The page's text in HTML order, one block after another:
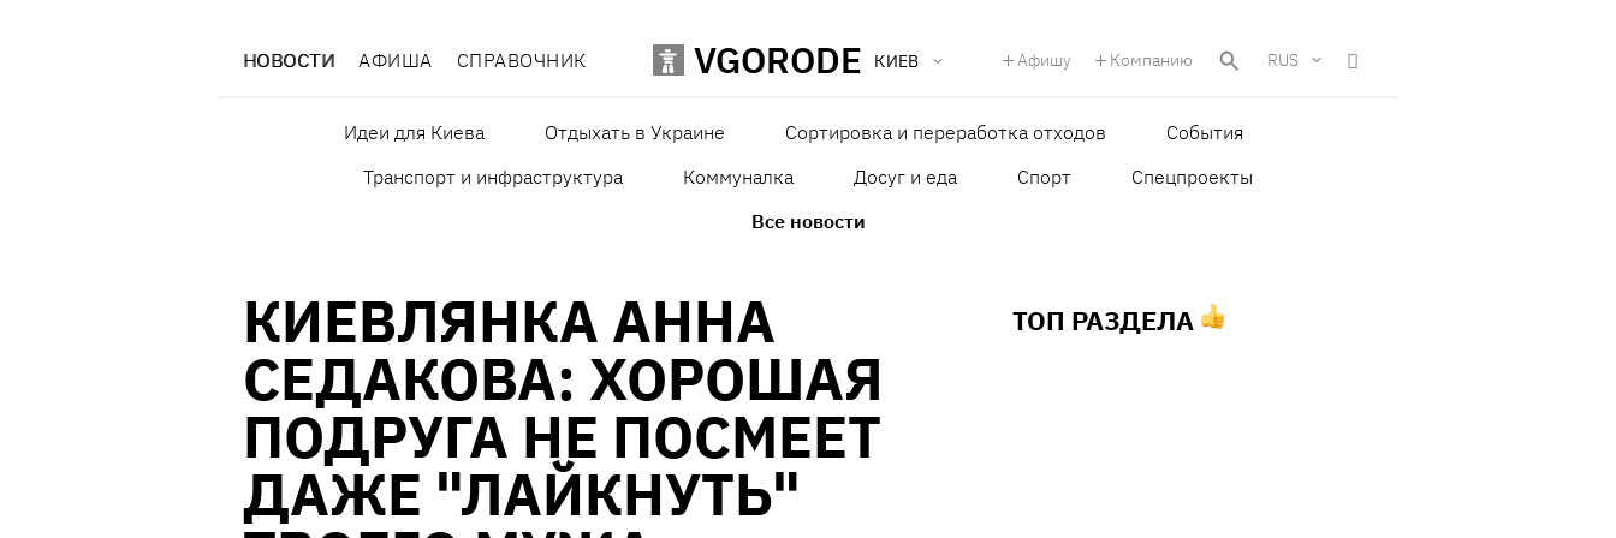
НОВОСТИ АФИША СПРАВОЧНИК VGORODE КИЕВ Афишу Компанию RUS
Идеи для Киева Отдыхать в Украине Сортировка и переработка отходов
События
Транспорт и инфраструктура
Коммуналка Досуг и еда Спорт
Спецпроекты
Все новости
КИЕВЛЯНКА АННА
СЕДАКОВА: ХОРОШАЯ
ПОДРУГА НЕ ПОСМЕЕТ
ДАЖЕ "ЛАЙКНУТЬ"
ТОП РАЗДЕЛА